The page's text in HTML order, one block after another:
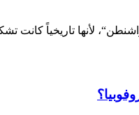
تشكل تهديداً وجودياً منذ عام 1804،